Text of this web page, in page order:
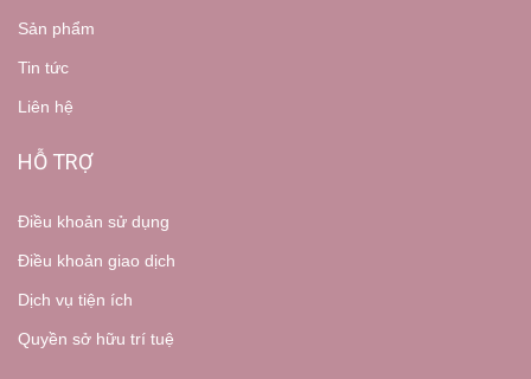
Sản phẩm
Tin tức
Liên hệ
HỖ TRỢ
Điều khoản sử dụng
Điều khoản giao dịch
Dịch vụ tiện ích
Quyền sở hữu trí tuệ